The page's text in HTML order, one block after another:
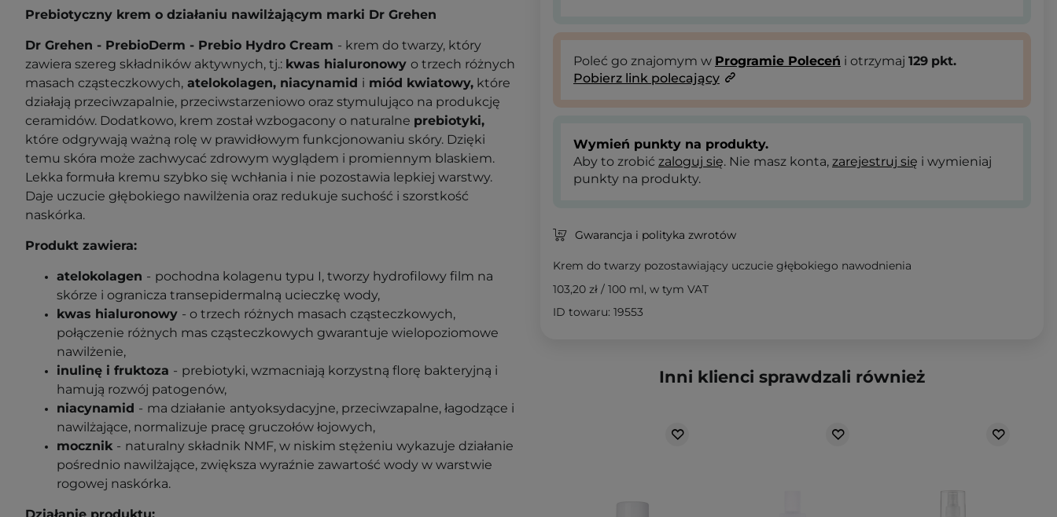
Prebiotyczny krem o działaniu nawilżającym marki Dr Grehen
Dr Grehen - PrebioDerm - Prebio Hydro Cream - krem do twarzy, który
zawiera szereg składników aktywnych, tj.: kwas hialuronowy o trzech różnych
masach cząsteczkowych, atelokolagen, niacynamid i miód kwiatowy, które
działają przeciwzapalnie, przeciwstarzeniowo oraz stymulująco na produkcję
ceramidów. Dodatkowo, krem został wzbogacony o naturalne prebiotyki,
które odgrywają ważną rolę w prawidłowym funkcjonowaniu skóry. Dzięki
temu skóra może zachwycać zdrowym wyglądem i promiennym blaskiem.
Lekka formuła kremu szybko się wchłania i nie pozostawia lepkiej warstwy.
Daje uczucie głębokiego nawilżenia oraz redukuje suchość i szorstkość
naskórka.
Produkt zawiera:
atelokolagen - pochodna kolagenu typu I, tworzy hydrofilowy film na
skórze i ogranicza transepidermalną ucieczkę wody,
kwas hialuronowy - o trzech różnych masach cząsteczkowych,
połączenie różnych mas cząsteczkowych gwarantuje wielopoziomowe
nawilżenie,
inulinę i fruktoza - prebiotyki, wzmacniają korzystną florę bakteryjną i
hamują rozwój patogenów,
niacynamid - ma działanie antyoksydacyjne, przeciwzapalne, łagodzące i
nawilżające, normalizuje pracę gruczołów łojowych,
mocznik - naturalny składnik NMF, w niskim stężeniu wykazuje działanie
pośrednio nawilżające, zwiększa wyraźnie zawartość wody w warstwie
rogowej naskórka.
Działanie produktu:
Poleć go znajomym w Programie Poleceń i otrzymaj 129 pkt.
Pobierz link polecający
Wymień punkty na produkty.
Aby to zrobić zaloguj się. Nie masz konta, zarejestruj się i wymieniaj
punkty na produkty.
Gwarancja i polityka zwrotów
Krem do twarzy pozostawiający uczucie głębokiego nawodnienia
103,20 zł / 100 ml, w tym VAT
ID towaru: 19553
Inni klienci sprawdzali również